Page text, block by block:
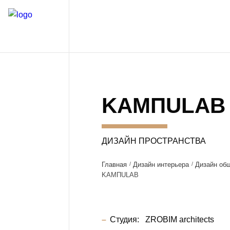
KAMПULAB
ДИЗАЙН ПРОСТРАНСТВА
Главная Дизайн интерьера
Дизайн
KAMПULAB
Студия: ZROBIM architects